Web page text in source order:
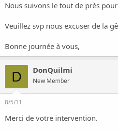
Nous suivons le tout de près
Veuillez svp nous excuser de la
Bonne journée à vous,
D DonQuilmi
New Member
8/5/11
Merci de votre intervention.